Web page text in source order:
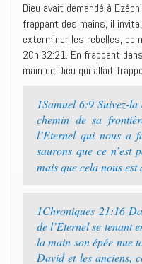
Dieu avait demandé à
frappant des mains, il
exterminer les rebelles,
2Ch.32:21. En frappant
main de Dieu qui allait
1Samuel 6:9 Suivez-
chemin de sa
l’Eternel qui nous a
saurons que ce n’est
mais que cela nous
1Chroniques 21:16
de l’Eternel se tenant
la main son épée nue
David et les anciens,